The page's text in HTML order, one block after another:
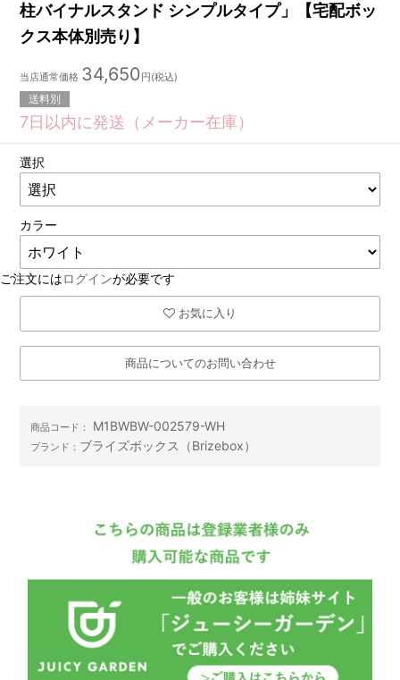
柱バイナルスタンド シンプルタイプ」【宅配ボッ
クス本体別売り】
当店通常価格 34,650円(税込)
送料別
7日以内に発送（メーカー在庫）
選択
カラー
ご注文にはログインが必要です
お気に入り
商品についてのお問い合わせ
商品コード： M1BWBW-002579-WH
ブランド： ブライズボックス（Brizebox）